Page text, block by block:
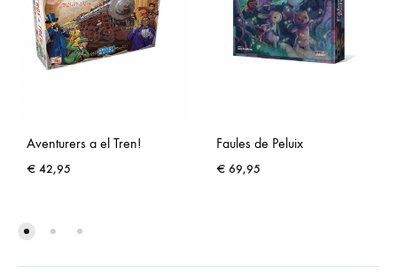
Aventurers a el Tren!
€ 42,95
Faules de Peluix
€ 69,95